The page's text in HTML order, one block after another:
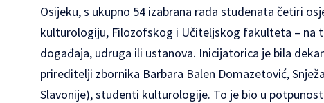
Osijeku, s ukupno 54 izabrana rada studenata četiri
kulturologiju, Filozofskog i Učiteljskog fakulteta – na
događaja, udruga ili ustanova. Inicijatorica je bila
prireditelji zbornika Barbara Balen Domazetović,
Slavonije), studenti kulturologije. To je bio u